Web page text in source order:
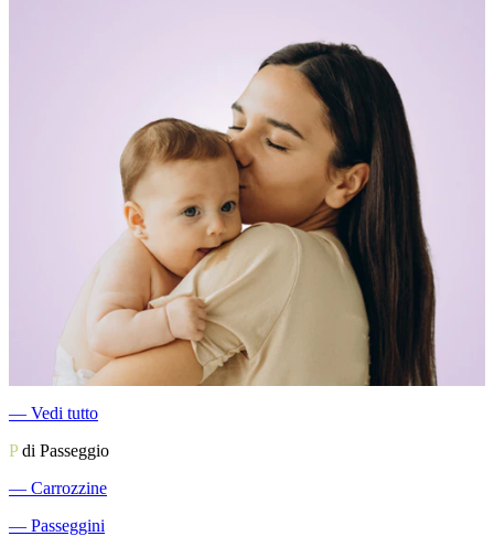
― Vedi tutto
Pdi Passeggio
― Carrozzine
― Passeggini